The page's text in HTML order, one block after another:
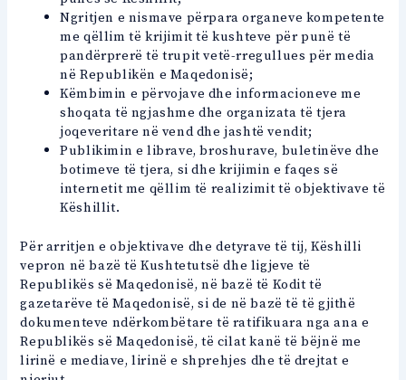
Ngritjen e nismave përpara organeve kompetente
me qëllim të krijimit të kushteve për punë të
pandërprerë të trupit vetë-rregullues për media
në Republikën e Maqedonisë;
Këmbimin e përvojave dhe informacioneve me
shoqata të ngjashme dhe organizata të tjera
joqeveritare në vend dhe jashtë vendit;
Publikimin e librave, broshurave, buletinëve dhe
botimeve të tjera, si dhe krijimin e faqes së
internetit me qëllim të realizimit të objektivave të
Këshillit.
Për arritjen e objektivave dhe detyrave të tij, Këshilli
vepron në bazë të Kushtetutsë dhe ligjeve të
Republikës së Maqedonisë, në bazë të Kodit të
gazetarëve të Maqedonisë, si de në bazë të të gjithë
dokumenteve ndërkombëtare të ratifikuara nga ana e
Republikës së Maqedonisë, të cilat kanë të bëjnë me
lirinë e mediave, lirinë e shprehjes dhe të drejtat e